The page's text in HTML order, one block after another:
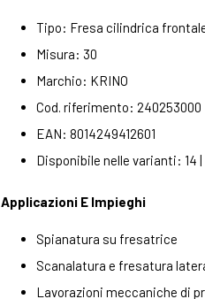
Tipo: Fresa cilindrica
Misura: 30
Marchio: KRINO
Cod. riferimento: 240253000
EAN: 8014249412601
Disponibile nelle varianti: 14 |
Applicazioni E Impieghi
Spianatura su fresatrice
Scanalatura e fresatura
Lavorazioni meccaniche di